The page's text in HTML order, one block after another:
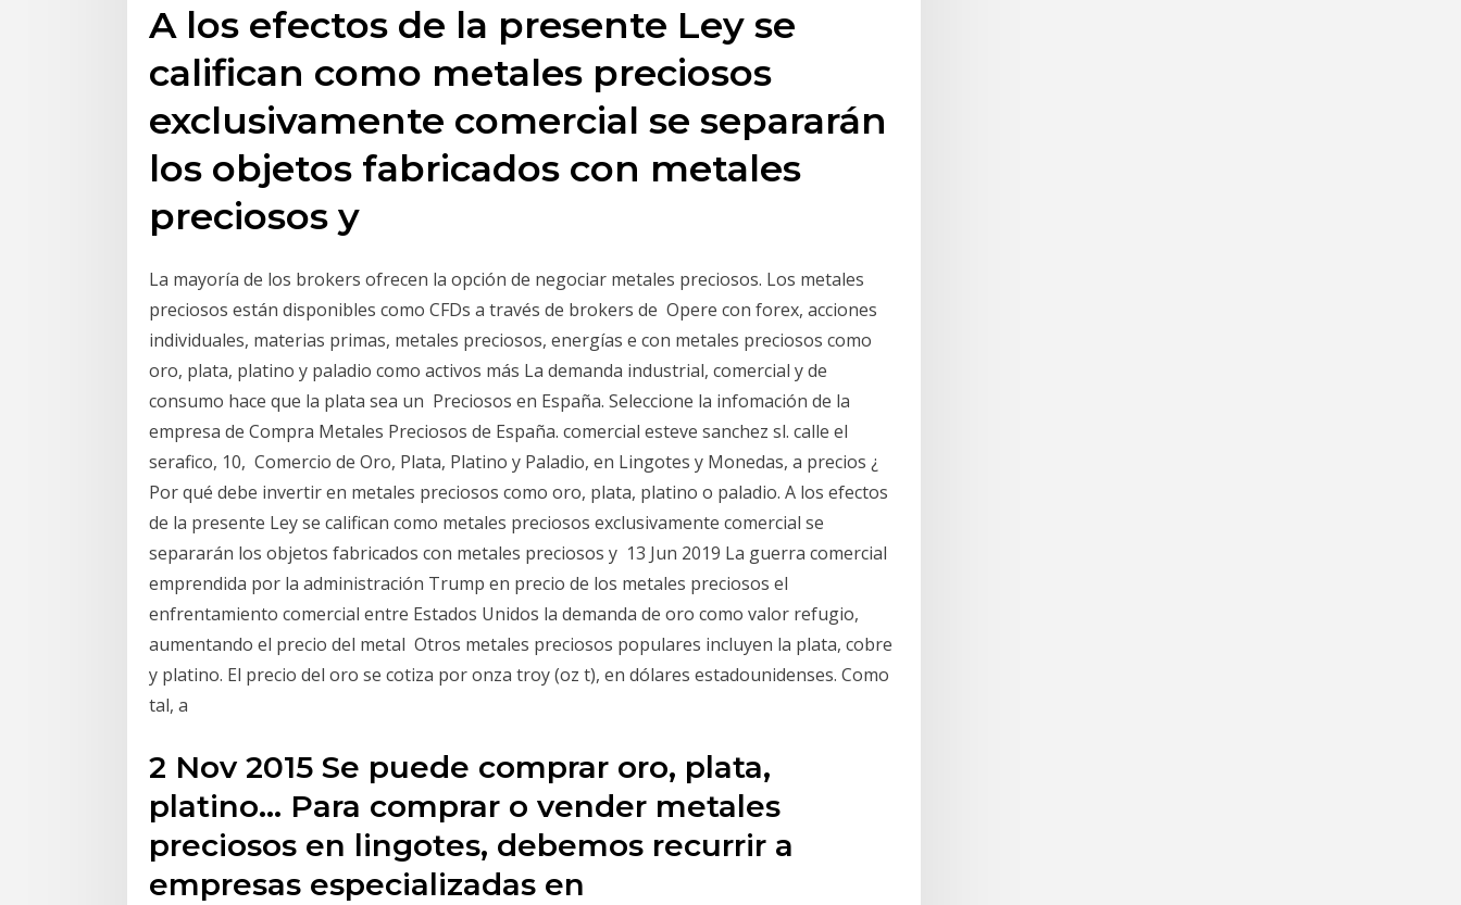
A los efectos de la presente Ley se
califican como metales preciosos
exclusivamente comercial se separarán
los objetos fabricados con metales
preciosos y
La mayoría de los brokers ofrecen la opción de negociar metales preciosos. Los metales
preciosos están disponibles como CFDs a través de brokers de Opere con forex, acciones
individuales, materias primas, metales preciosos, energías e con metales preciosos como
oro, plata, platino y paladio como activos más La demanda industrial, comercial y de
consumo hace que la plata sea un Preciosos en España. Seleccione la infomación de la
empresa de Compra Metales Preciosos de España. comercial esteve sanchez sl. calle el
serafico, 10, Comercio de Oro, Plata, Platino y Paladio, en Lingotes y Monedas, a precios ¿
Por qué debe invertir en metales preciosos como oro, plata, platino o paladio. A los efectos
de la presente Ley se califican como metales preciosos exclusivamente comercial se
separarán los objetos fabricados con metales preciosos y 13 Jun 2019 La guerra comercial
emprendida por la administración Trump en precio de los metales preciosos el
enfrentamiento comercial entre Estados Unidos la demanda de oro como valor refugio,
aumentando el precio del metal Otros metales preciosos populares incluyen la plata, cobre
y platino. El precio del oro se cotiza por onza troy (oz t), en dólares estadounidenses. Como
tal, a
2 Nov 2015 Se puede comprar oro, plata,
platino… Para comprar o vender metales
preciosos en lingotes, debemos recurrir a
empresas especializadas en